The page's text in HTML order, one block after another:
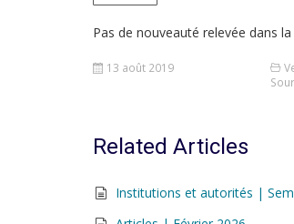
Pas de nouveauté relevée dans
13 août 2019
Related Articles
Institutions et autorités |